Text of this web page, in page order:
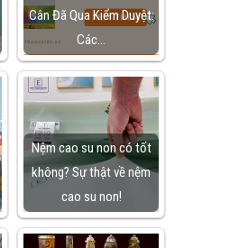
Cân Đã Qua Kiểm Duyệt:
Các…
Nệm cao su non có tốt
không? Sự thật về nệm
cao su non!